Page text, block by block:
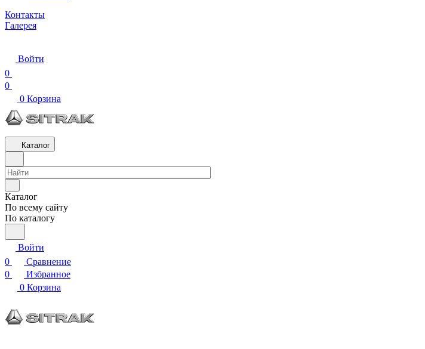
Контакты
Галерея
Войти
0
0
0 Корзина
Каталог
Каталог
По всему сайту
По каталогу
Войти
0
Сравнение
0
Избранное
0 Корзина